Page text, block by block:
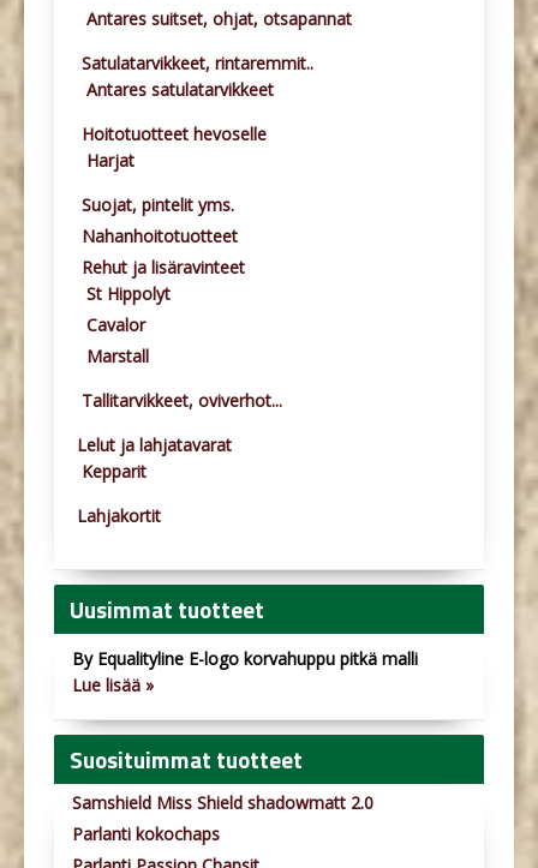
Antares suitset, ohjat, otsapannat
Satulatarvikkeet, rintaremmit..
Antares satulatarvikkeet
Hoitotuotteet hevoselle
Harjat
Suojat, pintelit yms.
Nahanhoitotuotteet
Rehut ja lisäravinteet
St Hippolyt
Cavalor
Marstall
Tallitarvikkeet, oviverhot...
Lelut ja lahjatavarat
Kepparit
Lahjakortit
Uusimmat tuotteet
By Equalityline E-logo korvahuppu pitkä malli
Lue lisää »
Suosituimmat tuotteet
Samshield Miss Shield shadowmatt 2.0
Parlanti kokochaps